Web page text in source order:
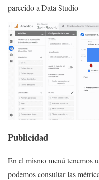
parecido a Data Studio.
Publicidad
En el mismo menú tenemos
podemos consultar las